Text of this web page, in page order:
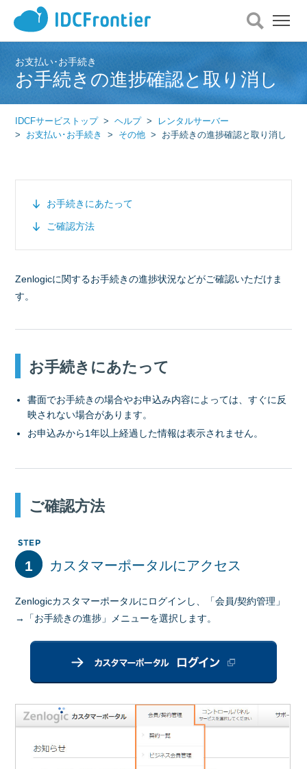
メ
ニ
ュ
開
く
お支払い･お手続き
お手続きの進捗確認と取り消し
IDCFサービストップ ヘルプ
レンタルサーバー
お支払い･お手続き
その他 お手続きの進捗確認と取り消し
お手続きにあたって
ご確認方法
Zenlogicに関するお手続きの進捗状況などがご確認いただけま
す。
お手続きにあたって
書面でお手続きの場合やお申込み内容によっては、すぐに反
映されない場合があります。
お申込みから1年以上経過した情報は表示されません。
ご確認方法
1 カスタマーポータルにアクセス
Zenlogicカスタマーポータルにログインし、「会員/契約管理」
→「お手続きの進捗」メニューを選択します。